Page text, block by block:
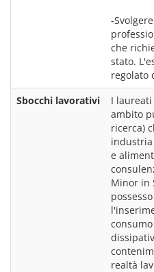
-
che
stato.
Sbocchi lavorativi
I laureati
ambito
ricerca)
e
Minor in
realtà